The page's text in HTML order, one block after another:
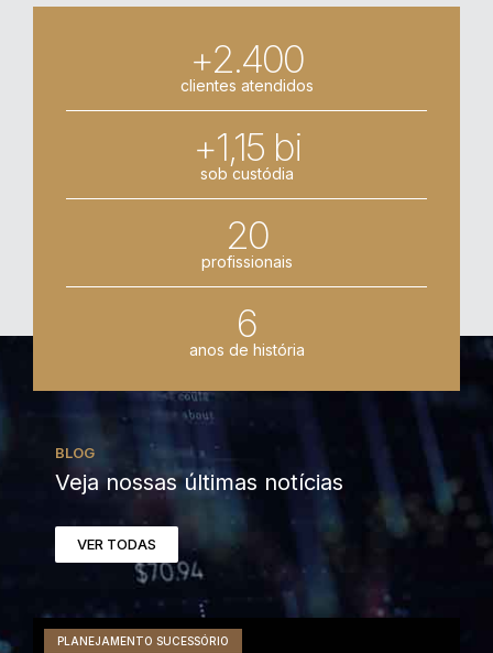
+2.400
clientes atendidos
+1,15 bi
sob custódia
20
profissionais
6
anos de história
BLOG
Veja nossas últimas notícias
VER TODAS
PLANEJAMENTO SUCESSÓRIO